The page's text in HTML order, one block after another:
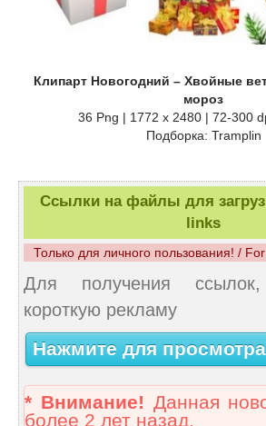
Клипарт Новогодний – Хвойные
мороз
36 Png | 1772 x 2480 | 72-300
Подборка: Tramplin
Ссылки на файлы для
links
Только для личного пользования! /
Для получения ссылок,
короткую рекламу
Нажмите для просмотра
* Внимание! Данная
более 2 лет назад.